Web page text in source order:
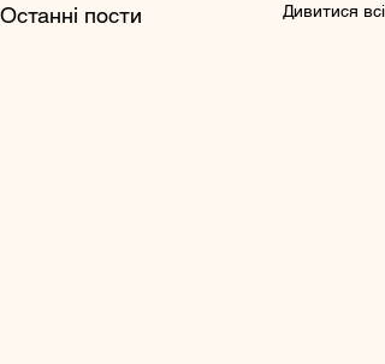
Останні пости Дивитися всі